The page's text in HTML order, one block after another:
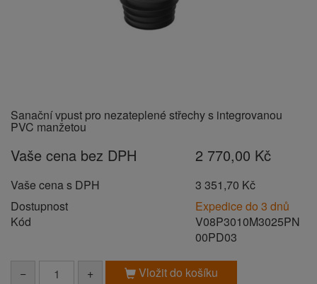
Sanační vpust pro nezateplené střechy s integrovanou
PVC manžetou
Vaše cena bez DPH 2 770,00 Kč
Vaše cena s DPH
3 351,70 Kč
Dostupnost
Expedice do 3 dnů
Kód
V08P3010M3025PN
00PD03
− + Vložit do košíku